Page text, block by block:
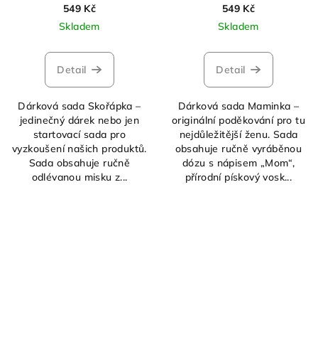
549 Kč
Skladem
Detail
Dárková sada Skořápka –
jedinečný dárek nebo jen
startovací sada pro
vyzkoušení našich produktů.
Sada obsahuje ručně
odlévanou misku z...
549 Kč
Skladem
Detail
Dárková sada Maminka –
originální poděkování pro tu
nejdůležitější ženu. Sada
obsahuje ručně vyráběnou
dózu s nápisem „Mom“,
přírodní pískový vosk...